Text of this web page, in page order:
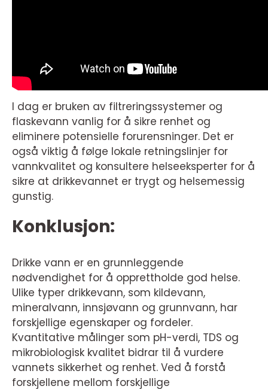
I dag er bruken av filtreringssystemer og
flaskevann vanlig for å sikre renhet og
eliminere potensielle forurensninger. Det er
også viktig å følge lokale retningslinjer for
vannkvalitet og konsultere helseeksperter for å
sikre at drikkevannet er trygt og helsemessig
gunstig.
Konklusjon:
Drikke vann er en grunnleggende
nødvendighet for å opprettholde god helse.
Ulike typer drikkevann, som kildevann,
mineralvann, innsjøvann og grunnvann, har
forskjellige egenskaper og fordeler.
Kvantitative målinger som pH-verdi, TDS og
mikrobiologisk kvalitet bidrar til å vurdere
vannets sikkerhet og renhet. Ved å forstå
forskjellene mellom forskjellige